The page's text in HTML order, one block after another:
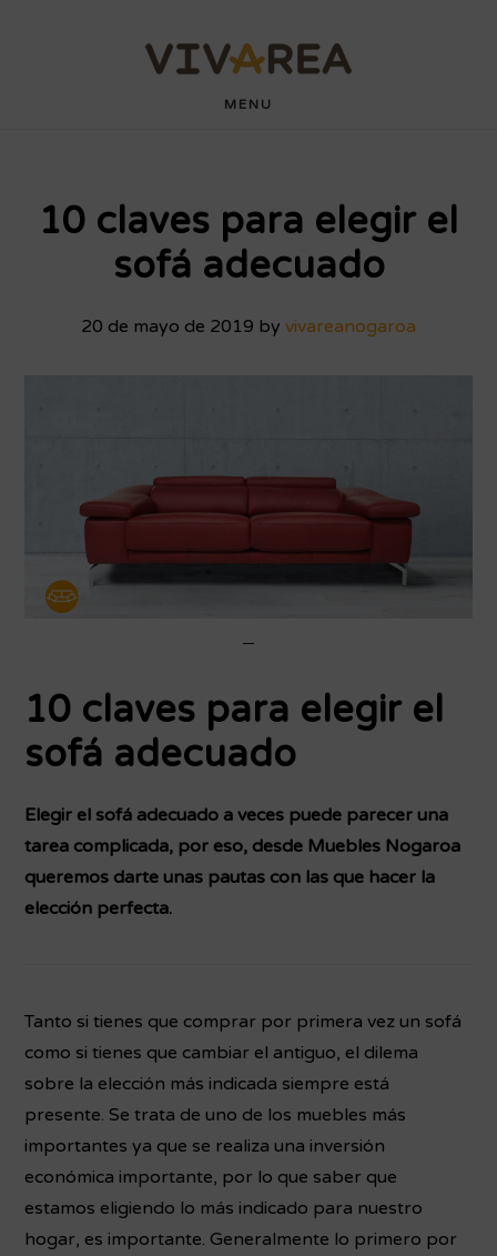
MENU
10 claves para elegir el
sofá adecuado
20 de mayo de 2019 by vivareanogaroa
10 claves para elegir el
sofá adecuado
Elegir el sofá adecuado a veces puede parecer una
tarea complicada, por eso, desde Muebles Nogaroa
queremos darte unas pautas con las que hacer la
elección perfecta.
Tanto si tienes que comprar por primera vez un sofá
como si tienes que cambiar el antiguo, el dilema
sobre la elección más indicada siempre está
presente. Se trata de uno de los muebles más
importantes ya que se realiza una inversión
económica importante, por lo que saber que
estamos eligiendo lo más indicado para nuestro
hogar, es importante. Generalmente lo primero por